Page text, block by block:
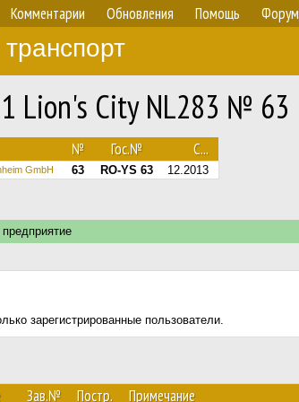
Комментарии Обновления Помощь Форум
Lion's City NL283 № 63
№ Гос.№ С...
GmbH 63 RO-YS 63 12.2013
зарегистрированные пользователи.
Зав.№ Постр. Примечание